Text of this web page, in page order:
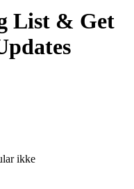
List & Get
ikke